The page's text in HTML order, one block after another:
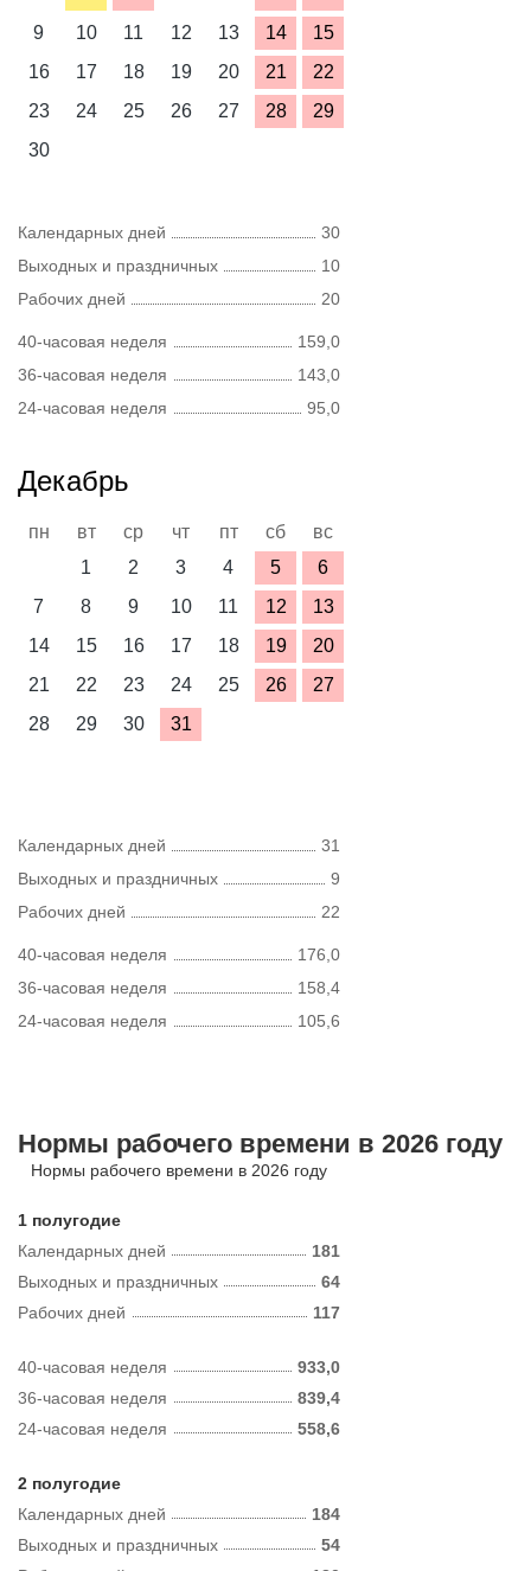
9
10 11 12 13 14
15
16
17 18 19 20 21
22
23
24 25 26 27 28
29
30
Календарных дней
30
Выходных и праздничных
10
Рабочих дней
20
40-часовая неделя
159,0
36-часовая неделя
143,0
24-часовая неделя
95,0
Декабрь
пн вт ср чт пт сб
вс
1
2 3 4 5
6
7
8 9 10 11 12
13
14
15 16 17 18 19
20
21
22 23 24 25 26
27
28
29 30 31
Календарных дней
31
Выходных и праздничных
9
Рабочих дней
22
40-часовая неделя
176,0
36-часовая неделя
158,4
24-часовая неделя
105,6
Нормы рабочего времени в 2026 году
Нормы рабочего времени в 2026 году
1 полугодие
Календарных дней
181
Рабочих дней 117
Выходных и праздничных 64
40-часовая неделя
933,0
36-часовая неделя
839,4
24-часовая неделя
558,6
2 полугодие
Календарных дней
184
Выходных и праздничных 54